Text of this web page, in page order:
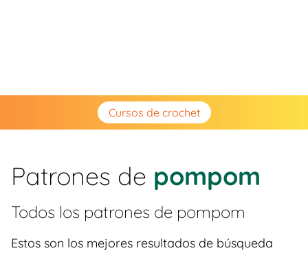
Cursos de crochet
Patrones de pompom
Todos los patrones de pompom
Estos son los mejores resultados de búsqueda